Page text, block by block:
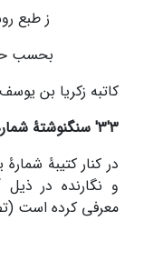
ز طبع
بحسب
کاتبه زکریا بن
3
'
3
'سنگ­نوشتۀ شمارۀ
در کنار کتیبۀ
و نگارنده در ذیل
معرفی کرده است